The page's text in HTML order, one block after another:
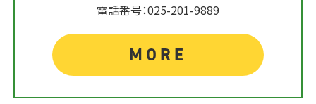
電話番号：025-201-9889
MORE